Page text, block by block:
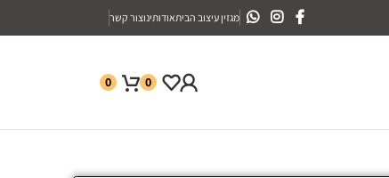
מגזין עיצוב הביתאודותינוצור קשר
0
0